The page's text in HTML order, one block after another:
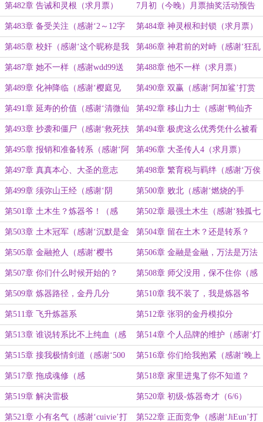
月票） 谢‘玖玖玖贰柒’送白真真10双丝袜）
第482章 告诫和灵根（求月票） 7月初（今晚）月票抽奖活动预告
第483章 备受关注（感谢‘2～12字
符’打赏盟主）
第484章 神灵根和封锁（求月票）
第485章 校奸（感谢‘这个昵称是我
睡前想的’打赏盟主）
第486章 神君前的对峙（感谢‘狂乱
夜未央’给张羽塞了大量狗粮）
第487章 她不一样（感谢wdd99送
好感符打钱送张羽送丝袜成盟主）
第488章 他不一样（求月票）
第489章 化神降临（感谢‘樱庭见
月’打赏盟主）
第490章 双赢（感谢‘阿加鲨’打赏
盟主）
第491章 延寿的价值（感谢‘清微仙
人’打赏盟主）
第492章 移山力士（感谢‘鸭仙齐
天’打赏盟主）
第493章 抄袭和僵尸（感谢‘救死扶
伤的锤医生’打赏盟主）
第494章 极虎这么优秀凭什么被看
不起（求月票）
第495章 报销和准备转系（感谢‘阿
莉埃蒂’打赏盟主）
第496章 大圣传人4（求月票）
第497章 真真本心、大圣的意志
（感谢‘过路秤子’打赏盟主）
第498章 繁育税与羁绊（感谢‘万俟
森’打赏盟主）
第499章 须弥山王经（感谢‘阴
月’成为盟主）
第500章 败北（感谢‘燃烧的手
指’成为盟主）
第501章 土木生？炼器爷！（感
谢‘狼材’喂同事送符打钱送张羽送丝
袜）
第502章 最强土木生（感谢‘独孤七
夜’打赏盟主）
第503章 土木冠军（感谢‘沉默是金
的品质’给张羽转账10次）
第504章 留在土木？还是转系？
（感谢‘神通大熊’打赏盟主）
第505章 金融抢人（感谢‘樱书
ing’打赏盟主）
第506章 金融是金融，万法是万法
（感谢‘努力赚钱的小墨’打赏盟主）
第507章 你们什么时候开始的？
（感谢‘酱sipid’打赏盟主）
第508章 师父没用，保不住你（感
谢‘竹风挽弦’打赏盟主）
第509章 炼器路径，金丹几分 第510章 我不装了，我是炼器爷
第511章 飞升炼器系 第512章 张羽的金丹模拟分
第513章 谁说转系比不上纯血（感
谢‘谢龙起’打赏盟主）
第514章 个人品牌的维护（感谢‘灯
镀江堤枫’打赏盟主）
第515章 接我极情剑道（感谢‘500
斤的膨胀王’打赏盟主）
第516章 你们给我抱紧（感谢‘晚上
吃些什么好呢’打赏盟主）
第517章 拖成魂修（感
谢‘Geineer’打赏盟主）
第518章 家里进鬼了你不知道？
（感谢‘嘉话’打赏盟主）
第519章 解决雷极 第520章 初级-炼器奇才（6/6）
第521章 小有名气（感谢‘cuivie’打 第522章 正面竞争（感谢‘JiEun’打